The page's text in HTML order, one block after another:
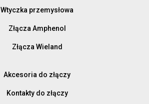
Wtyczka przemysłowa
Złącza Amphenol
Złącza Wieland
Akcesoria do złączy
Kontakty do złączy